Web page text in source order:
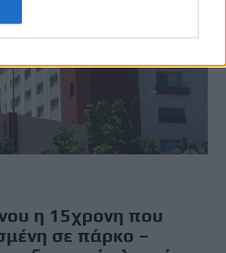
η 15χρονη που
σε πάρκο –